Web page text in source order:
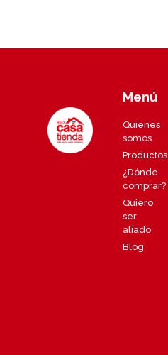
Menú
Quienes
somos
Productos
¿Dónde
comprar?
Quiero
ser
aliado
Blog